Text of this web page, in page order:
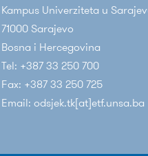
Kampus Univerziteta u
71000 Sarajevo
Bosna i Hercegovina
Tel: +387 33 250 700
Fax: +387 33 250 725
Email: odsjek.tk[at]etf.unsa.ba